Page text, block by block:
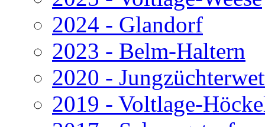
2024 - Glandorf
2023 - Belm-Haltern
2020 -
2019 - Voltlage-